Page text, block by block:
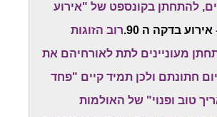
להתחתן בקונספט של "אירוע
אירוע בדקה ה 90.
רוב הזוגות
מעוניינים לתת לאורחיהם את
חתונתם ולכן תמיד קיים "פחד
טוב ופנוי" של האולמות